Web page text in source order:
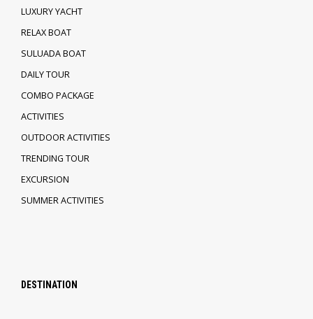
LUXURY YACHT
RELAX BOAT
SULUADA BOAT
DAILY TOUR
COMBO PACKAGE
ACTIVITIES
OUTDOOR ACTIVITIES
TRENDING TOUR
EXCURSION
SUMMER ACTIVITIES
DESTINATION